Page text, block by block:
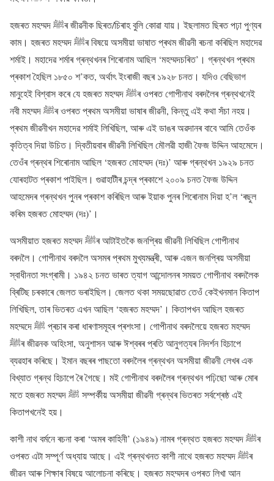
হজৰত মহম্মদ ﷺৰ জীৱনীক ছিৰত/চিৰাহ বুলি কোৱা যায়। ইছলামত ছিৰত পঢ়া পুণ্যৰ
কাম। হজৰত মহম্মদ ﷺৰ বিষয়ে অসমীয়া ভাষাত প্ৰথম জীৱনী ৰচনা কৰিছিল মহাদেৱ
শৰ্মাই। মহাদেৱ শৰ্মাৰ গ্ৰন্থখনৰ শিৰোনাম আছিল ‘মহম্মদচৰিত’। গ্ৰন্থখন প্ৰথম
প্ৰকাশ হৈছিল ১৮৫০ শ’কত, অৰ্থাৎ ইংৰাজী বছৰ ১৯২৮ চনত। যদিও বেছিভাগ
মানুহেই বিশ্বাস কৰে যে হজৰত মহম্মদ ﷺৰ ওপৰত গোপীনাথ বৰদলৈৰ গ্ৰন্থখনেই
নবী মহম্মদ ﷺৰ ওপৰত প্ৰথম অসমীয়া ভাষাৰ জীৱনী, কিন্তু এই কথা সঁচা নহয়।
প্ৰথম জীৱনীখন মহাদেৱ শৰ্মাই লিখিছিল, আৰু এই ডাঙৰ অৱদানৰ বাবে আমি তেওঁক
কৃতিত্ব দিয়া উচিত। দ্বিতীয়বাৰ জীৱনী লিখিছিল মৌলৱী হাজী ফৈজ উদ্দিন আহমেদে।
তেওঁৰ গ্ৰন্থৰ শিৰোনাম আছিল ‘হজৰত মোহম্মদ (দঃ)’ আৰু গ্ৰন্থখন ১৯২৯ চনত
যোৰহাটত প্ৰকাশ পাইছিল। গুৱাহাটীৰ চন্দ্ৰ প্ৰকাশে ২০০৯ চনত ফৈজ উদ্দিন
আহমেদৰ গ্ৰন্থখন পুনৰ প্ৰকাশ কৰিছিল আৰু ইয়াক পুনৰ শিৰোনাম দিয়া হ’ল ‘ৰছুল
কৰিম হজৰত মোহম্মদ (দঃ)’।
অসমীয়াত হজৰত মহম্মদ ﷺৰ আটাইতকৈ জনপ্ৰিয় জীৱনী লিখিছিল গোপীনাথ
বৰদলৈ। গোপীনাথ বৰদলৈ অসমৰ প্ৰথম মুখ্যমন্ত্ৰী, আৰু এজন জনপ্ৰিয় অসমীয়া
স্বাধীনতা সংগ্ৰামী। ১৯৪২ চনত ভাৰত ত্যাগ আন্দোলনৰ সময়ত গোপীনাথ বৰদলৈক
ব্ৰিটিছ চৰকাৰে জেলত ভৰাইছিল। জেলত থকা সময়ছোৱাত তেওঁ কেইখনমান কিতাপ
লিখিছিল, তাৰ ভিতৰত এখন আছিল ‘হজৰত মহম্মদ’। কিতাপখন আছিল হজৰত
মহম্মদে ﷺ প্ৰচাৰ কৰা ধাৰণাসমূহৰ প্ৰশংসা। গোপীনাথ বৰদলৈয়ে হজৰত মহম্মদ
ﷺৰ জীৱনক অহিংসা, অনুশাসন আৰু ঈশ্বৰৰ প্ৰতি আনুগত্যৰ নিদৰ্শন হিচাপে
ব্যৱহাৰ কৰিছে। ইমান বছৰৰ পাছতো বৰদলৈৰ গ্ৰন্থখন অসমীয়া জীৱনী লেখৰ এক
বিখ্যাত গ্ৰন্থ হিচাপে ৰৈ গৈছে। মই গোপীনাথ বৰদলৈৰ গ্ৰন্থখন পঢ়িছো আৰু মোৰ
মতে হজৰত মহম্মদ ﷺ সম্পৰ্কীয় অসমীয়া জীৱনী গ্ৰন্থৰ ভিতৰত সৰ্বশ্ৰেষ্ঠ এই
কিতাপখনেই হয়।
কাশী নাথ বৰ্মনে ৰচনা কৰা ‘অমৰ কাহিনী’ (১৯৪৯) নামৰ গ্ৰন্থত হজৰত মহম্মদ ﷺৰ
ওপৰত এটা সম্পূৰ্ণ অধ্যায় আছে। এই গ্ৰন্থখনত কাশী নাথে হজৰত মহম্মদ ﷺৰ
জীৱন আৰু শিক্ষাৰ বিষয়ে আলোচনা কৰিছে। হজৰত মহম্মদৰ ওপৰত লিখা আন